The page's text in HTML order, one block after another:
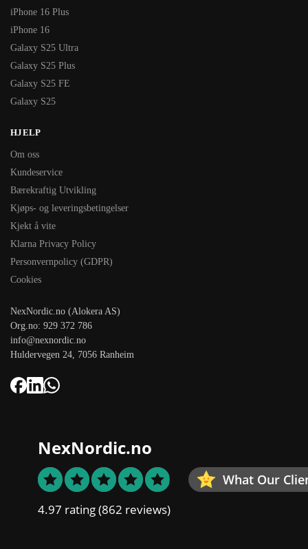
iPhone 16 Plus
iPhone 16
Galaxy S25 Ultra
Galaxy S25 Plus
Galaxy S25 FE
Galaxy S25
HJELP
Om oss
Kundeservice
Bærekraftig Utvikling
Kjøps- og leveringsbetingelser
Kjekt å vite
Klarna Privacy Policy
Personvernpolicy (GDPR)
Cookies
NexNordic.no (Alokera AS)
Org.no: 929 372 786
info@nexnordic.no
Huldervegen 24, 7056 Ranheim
NexNordic.no
What Our
4.97 rating(862 reviews)